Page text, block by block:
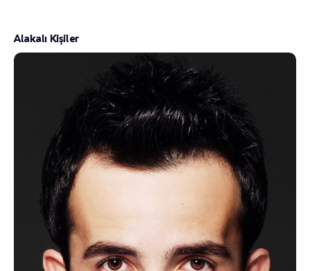
Alakalı Kişiler